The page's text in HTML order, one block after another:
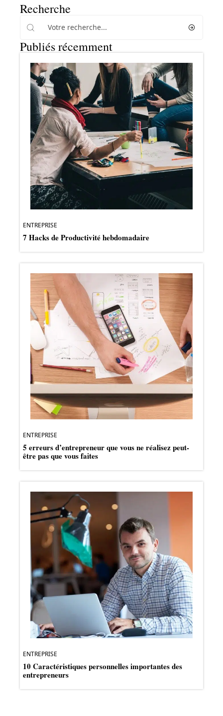
Recherche
Publiés récemment
ENTREPRISE
7 Hacks de Productivité hebdomadaire
ENTREPRISE
5 erreurs d’entrepreneur que vous ne réalisez peut-
être pas que vous faites
ENTREPRISE
10 Caractéristiques personnelles importantes des
entrepreneurs